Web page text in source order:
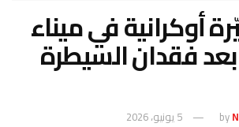
أوكرانية في ميناء
فقدان السيطرة
by 5 يونيو، 2026